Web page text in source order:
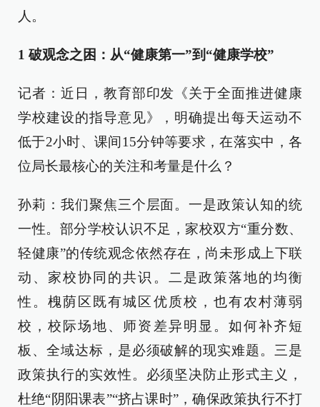
人。
1 破观念之困：从“健康第一”到“健康学校”
记者：近日，教育部印发《关于全面推进健康
学校建设的指导意见》，明确提出每天运动不
低于2小时、课间15分钟等要求，在落实中，各
位局长最核心的关注和考量是什么？
孙莉：我们聚焦三个层面。一是政策认知的统
一性。部分学校认识不足，家校双方“重分数、
轻健康”的传统观念依然存在，尚未形成上下联
动、家校协同的共识。二是政策落地的均衡
性。槐荫区既有城区优质校，也有农村薄弱
校，校际场地、师资差异明显。如何补齐短
板、全域达标，是必须破解的现实难题。三是
政策执行的实效性。必须坚决防止形式主义，
杜绝“阴阳课表”“挤占课时”，确保政策执行不打